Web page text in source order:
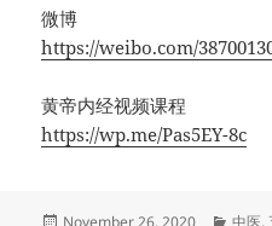
微博
https://weibo.com/
黄帝内经视频课程
https://wp.me/Pas5EY-8c
Posted
November 26, 2020 中医,